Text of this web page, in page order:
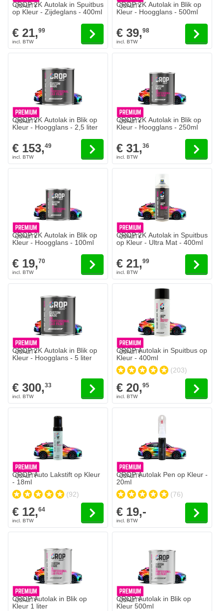
CROP 2K Autolak in Spuitbus
op Kleur - Zijdeglans - 400ml
€ 21,99
CROP 2K Autolak in Blik op
Kleur - Hoogglans - 500ml
€ 39,98
CROP 2K Autolak in Blik op
Kleur - Hoogglans - 2,5 liter
€ 153,49
CROP 2K Autolak in Blik op
Kleur - Hoogglans - 250ml
€ 31,36
CROP 2K Autolak in Blik op
Kleur - Hoogglans - 100ml
€ 19,70
CROP 2K Autolak in Spuitbus
op Kleur - Ultra Mat - 400ml
€ 21,99
CROP 2K Autolak in Blik op
Kleur - Hoogglans - 5 liter
€ 300,33
CROP Autolak in Spuitbus op
Kleur - 400ml
(203)
€ 20,95
CROP Auto Lakstift op Kleur
- 18ml
(92)
€ 12,64
CROP Autolak Pen op Kleur -
20ml
(76)
€ 19,-
CROP Autolak in Blik op
Kleur 1 liter
CROP Autolak in Blik op
Kleur 500ml